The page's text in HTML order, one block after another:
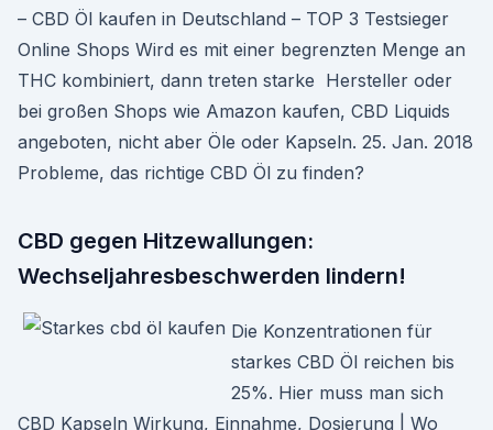
– CBD Öl kaufen in Deutschland – TOP 3 Testsieger
Online Shops Wird es mit einer begrenzten Menge an
THC kombiniert, dann treten starke Hersteller oder
bei großen Shops wie Amazon kaufen, CBD Liquids
angeboten, nicht aber Öle oder Kapseln. 25. Jan. 2018
Probleme, das richtige CBD Öl zu finden?
CBD gegen Hitzewallungen:
Wechseljahresbeschwerden lindern!
Die Konzentrationen für
starkes CBD Öl reichen bis
25%. Hier muss man sich
CBD Kapseln Wirkung, Einnahme, Dosierung | Wo